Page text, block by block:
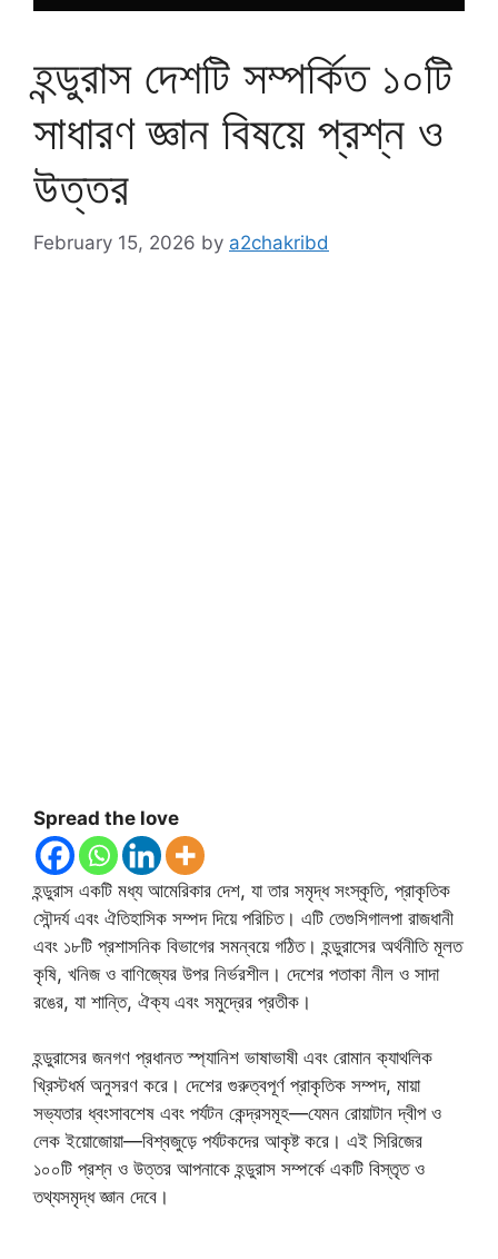
হন্ডুরাস দেশটি সম্পর্কিত ১০টি
সাধারণ জ্ঞান বিষয়ে প্রশ্ন ও
উত্তর
February 15, 2026 by a2chakribd
Spread the love
হন্ডুরাস একটি মধ্য আমেরিকার দেশ, যা তার সমৃদ্ধ সংস্কৃতি, প্রাকৃতিক
সৌন্দর্য এবং ঐতিহাসিক সম্পদ দিয়ে পরিচিত। এটি তেগুসিগালপা রাজধানী
এবং ১৮টি প্রশাসনিক বিভাগের সমন্বয়ে গঠিত। হন্ডুরাসের অর্থনীতি মূলত
কৃষি, খনিজ ও বাণিজ্যের উপর নির্ভরশীল। দেশের পতাকা নীল ও সাদা
রঙের, যা শান্তি, ঐক্য এবং সমুদ্রের প্রতীক।
হন্ডুরাসের জনগণ প্রধানত স্প্যানিশ ভাষাভাষী এবং রোমান ক্যাথলিক
খ্রিস্টধর্ম অনুসরণ করে। দেশের গুরুত্বপূর্ণ প্রাকৃতিক সম্পদ, মায়া
সভ্যতার ধ্বংসাবশেষ এবং পর্যটন কেন্দ্রসমূহ—যেমন রোয়াটান দ্বীপ ও
লেক ইয়োজোয়া—বিশ্বজুড়ে পর্যটকদের আকৃষ্ট করে। এই সিরিজের
১০০টি প্রশ্ন ও উত্তর আপনাকে হন্ডুরাস সম্পর্কে একটি বিস্তৃত ও
তথ্যসমৃদ্ধ জ্ঞান দেবে।